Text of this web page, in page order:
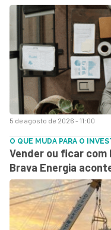
5 de agosto de 2026 - 11:00
O QUE MUDA PARA O
Vender ou ficar com
Brava Energia